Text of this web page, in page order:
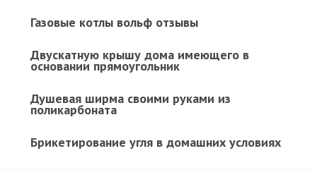
Газовые котлы вольф отзывы
Двускатную крышу дома имеющего в
основании прямоугольник
Душевая ширма своими руками из
поликарбоната
Брикетирование угля в домашних условиях